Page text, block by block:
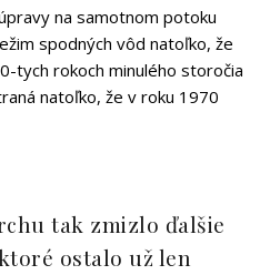
na samotnom potoku
spodných vôd natoľko, že
tych rokoch minulého storočia
natoľko, že v roku 1970
tak zmizlo ďalšie
ostalo už len